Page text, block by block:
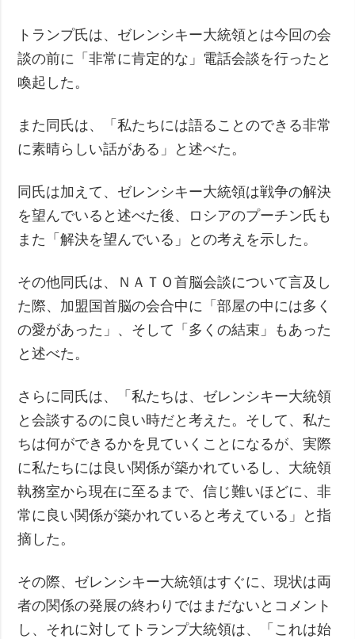
トランプ氏は、ゼレンシキー大統領とは今回の会
談の前に「非常に肯定的な」電話会談を行ったと
喚起した。
また同氏は、「私たちには語ることのできる非常
に素晴らしい話がある」と述べた。
同氏は加えて、ゼレンシキー大統領は戦争の解決
を望んでいると述べた後、ロシアのプーチン氏も
また「解決を望んでいる」との考えを示した。
その他同氏は、ＮＡＴＯ首脳会談について言及し
た際、加盟国首脳の会合中に「部屋の中には多く
の愛があった」、そして「多くの結束」もあった
と述べた。
さらに同氏は、「私たちは、ゼレンシキー大統領
と会談するのに良い時だと考えた。そして、私た
ちは何ができるかを見ていくことになるが、実際
に私たちには良い関係が築かれているし、大統領
執務室から現在に至るまで、信じ難いほどに、非
常に良い関係が築かれていると考えている」と指
摘した。
その際、ゼレンシキー大統領はすぐに、現状は両
者の関係の発展の終わりではまだないとコメント
し、それに対してトランプ大統領は、「これは始